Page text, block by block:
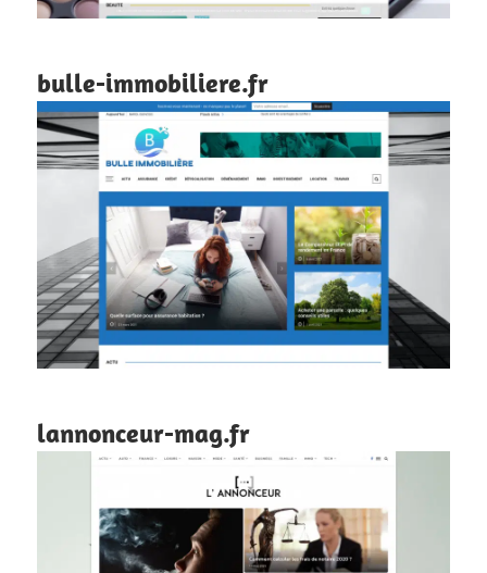
bulle-immobiliere.fr
lannonceur-mag.fr